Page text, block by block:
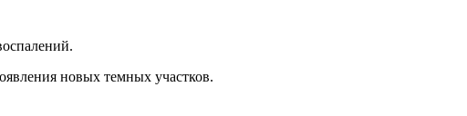
новых темных участков.